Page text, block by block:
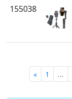
155038
« 1 ...